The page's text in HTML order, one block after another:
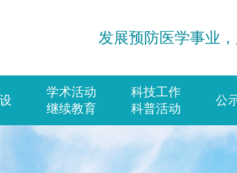
发展预防医学事业
学术活动
继续教育
科技工作
科普活动
公